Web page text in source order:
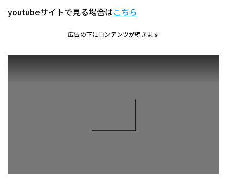
youtubeサイトで見る場合はこちら
広告の下にコンテンツが続きます